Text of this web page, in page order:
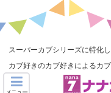
スーパーカブシリーズに特化
カブ好きのカブ好きによるカ